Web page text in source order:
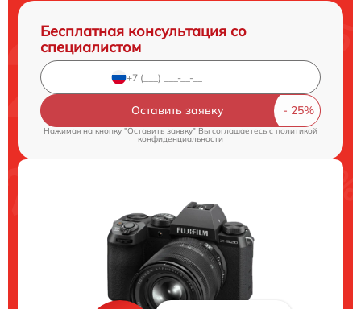
Бесплатная консультация со
специалистом
Оставить заявку
Нажимая на кнопку "Оставить заявку" Вы соглашаетесь c политикой
конфиденциальности